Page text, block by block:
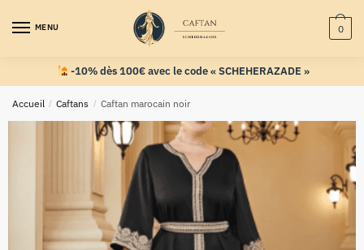
MENU 0
-10% dès 100€ avec le code « SCHEHERAZADE »
Accueil / Caftans / Caftan marocain noir